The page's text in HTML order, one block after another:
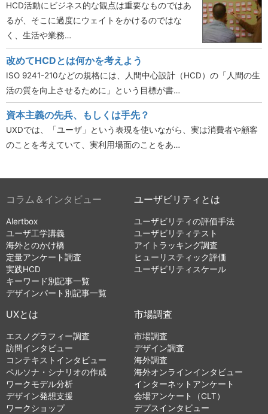
HCD活動にビジネス的な観点は重要なものではあ
るが、そこに過度にウェイトをかけるのではな
く、生活や業務…
改めてHCDとは何かを考えよう
ISO 9241-210などの規格には、人間中心設計（HCD）の「人間の生
活の質を向上させるために」という目標が書…
資本主義の先兵、もしくは手先？
UXDでは、「ユーザ」という表現を使いながら、実は消費者や顧客
のことを考えていて、実利用場面のことをあ…
コラム＆インタビュー
Alertbox
ユーザ工学講義
海外とのかけ橋
定量アンケート調査
実践HCD
キーワード別記事一覧
デザインパート別記事一覧
ユーザビリティとは
ユーザビリティの評価手法
ユーザビリティテスト
アイトラッキング調査
ヒューリスティック評価
ユーザビリティスケール
UXとは
エスノグラフィー調査
訪問インタビュー
コンテキストインタビュー
ペルソナ・シナリオの作成
ワークモデル分析
デザイン発想支援
ワークショップ
市場調査
市場調査
デザイン調査
海外調査
海外オンラインインタビュー
インターネットアンケート
会場アンケート（CLT）
デプスインタビュー